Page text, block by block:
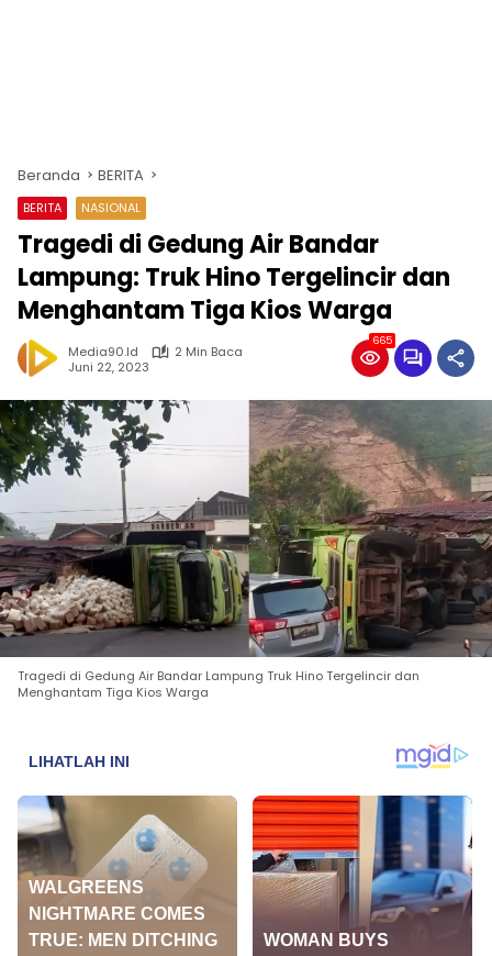
Beranda BERITA
BERITA NASIONAL
Tragedi di Gedung Air Bandar
Lampung: Truk Hino Tergelincir dan
Menghantam Tiga Kios Warga
Media90.id
2 Min Baca
Juni 22, 2023
665
Tragedi di Gedung Air Bandar Lampung Truk Hino Tergelincir dan
Menghantam Tiga Kios Warga